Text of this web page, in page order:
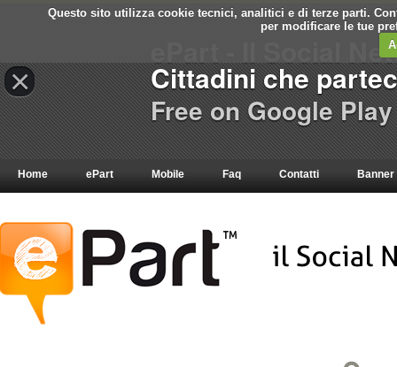
Questo sito utilizza cookie tecnici, analitici e di terze parti.
per modificare le tue
Home ePart Mobile Faq Contatti Banner
×
ePart - Il Social
Cittadini che
Free on Google Play